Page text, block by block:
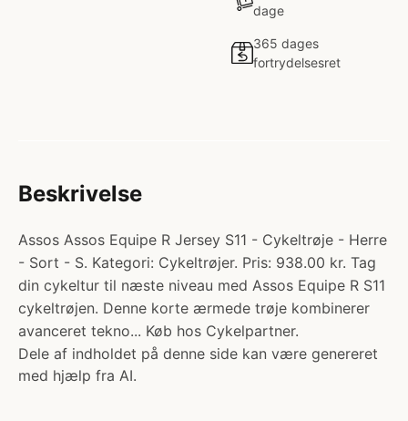
dage
365 dages
fortrydelsesret
Beskrivelse
Assos Assos Equipe R Jersey S11 - Cykeltrøje - Herre
- Sort - S. Kategori: Cykeltrøjer. Pris: 938.00 kr. Tag
din cykeltur til næste niveau med Assos Equipe R S11
cykeltrøjen. Denne korte ærmede trøje kombinerer
avanceret tekno... Køb hos Cykelpartner.
Dele af indholdet på denne side kan være genereret
med hjælp fra AI.